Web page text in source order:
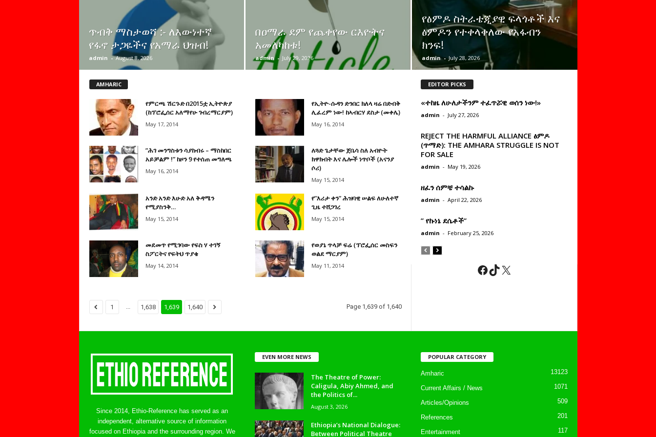
ጥብቅ ማስታወሻ :- ለእውነተኛ
የፋኖ ታጋዬችና የአማራ ህዝብ!
admin - August 8, 2026
በዐማራ ደም የጨቀየው ርእዮትና
አመለካከቱ!
admin - July 29, 2026
የፅምዶ ስትራቴጂያዊ ፍላጎቶች እና
ፅምዶን የተቀላቀለው የአፋብን
ክንፍ!
admin - July 28, 2026
AMHARIC
የምርጫ ሽርጉድ በ2015ቷ ኢትዮጵያ
(ከፕሮፌሰር አለማየሁ ገብረማርያም)
May 17, 2014
የኢትዮ-ሱዳን ድንበር ክለላ ዛሬ በድብቅ
ሊፈረም ነው! ከኣብርሃ ደስታ (መቀሌ)
May 16, 2014
”ሕገ መንግስቱን ሳያከብሩ – ማስከበር
አይቻልም !” ከዞን 9 የተሰጠ መግለጫ
May 16, 2014
ለጓድ ጌታቸው ጀቤሳ ስለ አብዮት
ክዋክብት እና ሌሎች ነጥቦች (አናንያ
ሶሪ)
May 15, 2014
አንድ አንድ እሁድ አለ ቅዳሜን
የሚያስንቅ…
May 15, 2014
የ”እሪታ ቀን” ሕዝባዊ ሠልፍ ለሁለተኛ
ጊዜ ተሸጋገረ
May 15, 2014
መደመጥ የሚገባው የፍስ ሃ ተገኝ
ስፖርትና የፍትህ ጥያቄ
May 14, 2014
የወያኔ ጥላቻ ፍሬ (ፕሮፌሰር መስፍን
ወልደ ማርያም)
May 11, 2014
1 ... 1,638 1,639 1,640 Page 1,639 of 1,640
EDITOR PICKS
«ተከዜ ለሁለታችንም ተፈጥሯዊ ወሰን ነው!»
admin - July 27, 2026
REJECT THE HARMFUL ALLIANCE ፅምዶ
(ጥማድ): THE AMHARA STRUGGLE IS NOT
FOR SALE
admin - May 19, 2026
ዘፈን ሰምቼ ተሳልኩ
admin - April 22, 2026
” የኩነኔ ደሴቶች’’
admin - February 25, 2026
Facebook TikTok X
Since 2014, Ethio-Reference has served as an
independent, alternative source of information
focused on Ethiopia and the surrounding region. We
EVEN MORE NEWS
The Theatre of Power:
Caligula, Abiy Ahmed, and
the Politics of...
August 3, 2026
Ethiopia’s National Dialogue:
Between Political Theatre
POPULAR CATEGORY
Amharic 13123
Current Affairs / News 1071
Articles/Opinions 509
References 201
Entertainment 117